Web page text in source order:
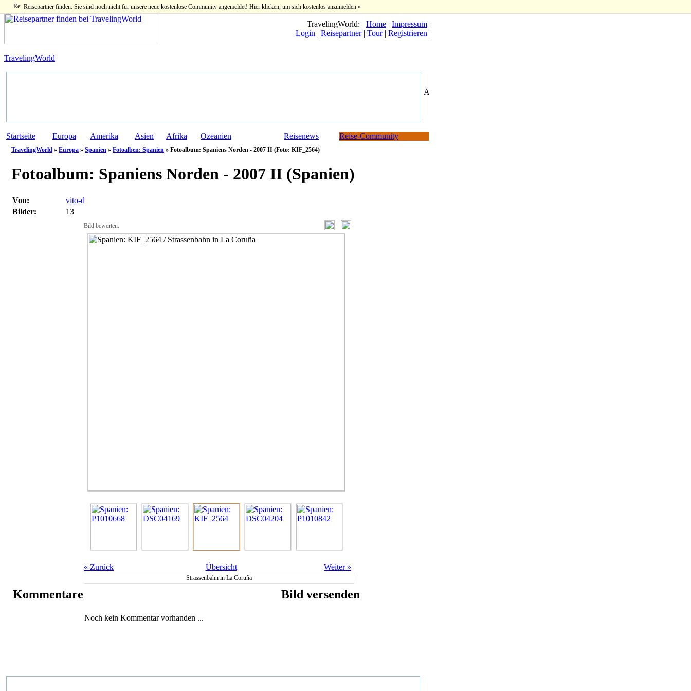
Reisepartner finden: Sie sind noch nicht für unsere neue kostenlose Community angemeldet! Hier klicken, um sich kostenlos anzumelden »
TravelingWorld: Home | Impressum |
Login | Reisepartner| Tour| Registrieren |
TravelingWorld
Startseite Europa Amerika Asien Afrika Ozeanien Reisenews Reise-Community
TravelingWorld » Europa » Spanien » Fotoalben: Spanien » Fotoalbum: Spaniens Norden - 2007 II (Foto: KIF_2564)
Fotoalbum: Spaniens Norden - 2007 II (Spanien)
Von:
vito-d
Bilder:
13
Bild bewerten:
« Zurück Übersicht Weiter »
Strassenbahn in La Coruña
Kommentare
Noch kein Kommentar vorhanden ...
Bild versenden